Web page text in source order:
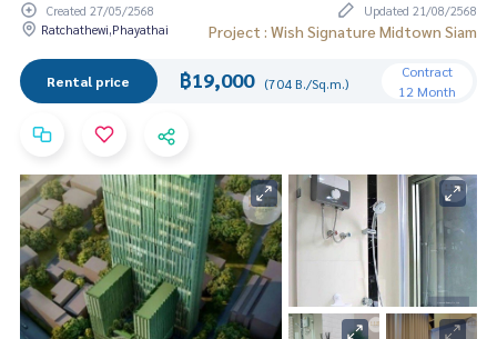
Created 27/05/2568
Updated 21/08/2568
Ratchathewi,Phayathai
Project : Wish Signature Midtown Siam
Rental price ฿19,000 (704 B./Sq.m.)
Contract
12 Month